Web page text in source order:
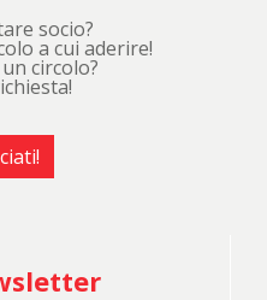
socio?
a cui aderire!
circolo?